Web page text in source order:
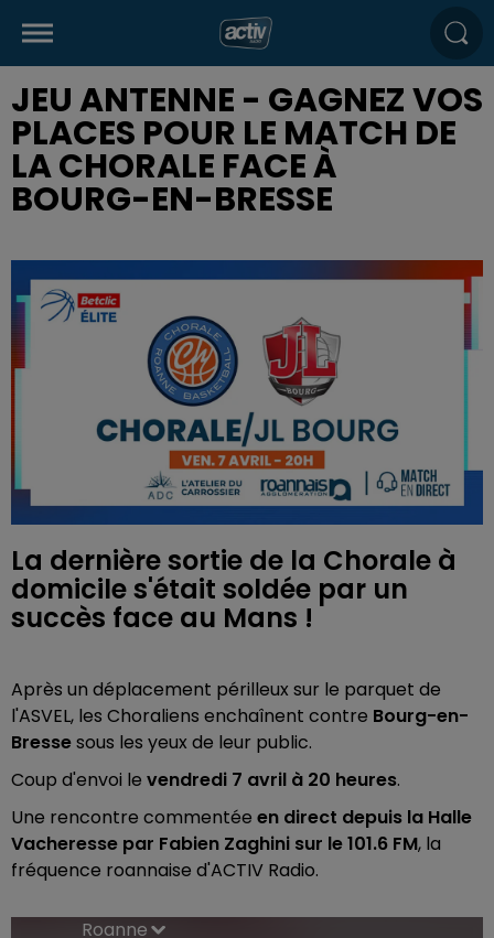
JEU ANTENNE - GAGNEZ VOS
PLACES POUR LE MATCH DE
LA CHORALE FACE À
BOURG-EN-BRESSE
La dernière sortie de la Chorale à
domicile s'était soldée par un
succès face au Mans !
Après un déplacement périlleux sur le parquet de
l'ASVEL, les Choraliens enchaînent contre Bourg-en-
Bressesous les yeux de leur public.
Coup d'envoi le vendredi 7 avril à 20 heures.
Une rencontre commentée en direct depuis la Halle
Vacheresse par Fabien Zaghini sur le 101.6 FM, la
fréquence roannaise d'ACTIV Radio.